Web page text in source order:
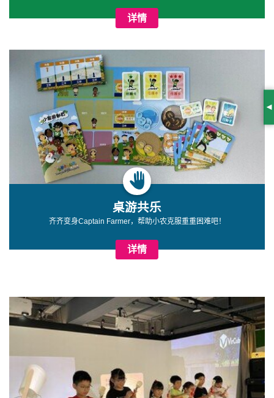
详情
桌游共乐
齐齐变身Captain Farmer，帮助小农克服重重困难吧！
详情